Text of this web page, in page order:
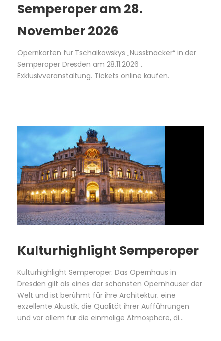
Semperoper am 28.
November 2026
Opernkarten für Tschaikowskys „Nussknacker“ in der
Semperoper Dresden am 28.11.2026 .
Exklusivveranstaltung. Tickets online kaufen.
Kulturhighlight Semperoper
Kulturhighlight Semperoper: Das Opernhaus in
Dresden gilt als eines der schönsten Opernhäuser der
Welt und ist berühmt für ihre Architektur, eine
exzellente Akustik, die Qualität ihrer Aufführungen
und vor allem für die einmalige Atmosphäre, di...